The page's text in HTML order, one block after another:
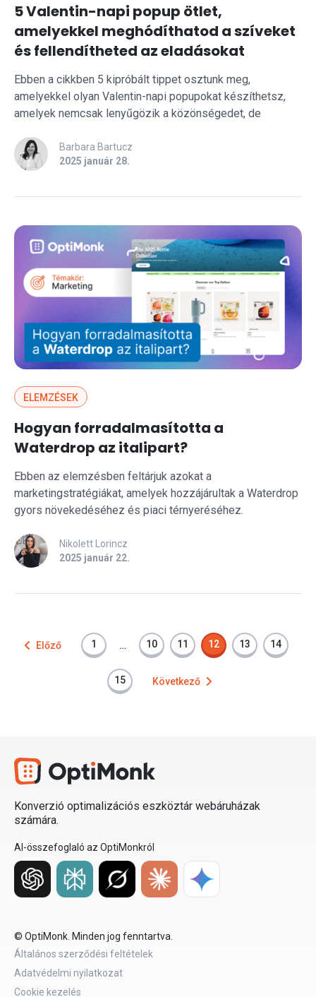
5 Valentin-napi popup ötlet,
amelyekkel meghódíthatod a szíveket
és fellendítheted az eladásokat
Ebben a cikkben 5 kipróbált tippet osztunk meg,
amelyekkel olyan Valentin-napi popupokat készíthetsz,
amelyek nemcsak lenyűgözik a közönségedet, de
különlegesebbé varázsolják az ajándékozás örömét.
Barbara Bartucz
2025 január 28.
ELEMZÉSEK
Hogyan forradalmasította a
Waterdrop az italipart?
Ebben az elemzésben feltárjuk azokat a
marketingstratégiákat, amelyek hozzájárultak a Waterdrop
gyors növekedéséhez és piaci térnyeréséhez.
Nikolett Lorincz
2025 január 22.
Előző 1 … 10 11 12 13 14
15 Következő
Konverzió optimalizációs eszköztár webáruházak
számára.
AI-összefoglaló az OptiMonkról
© OptiMonk. Minden jog fenntartva.
Általános szerződési feltételek
Adatvédelmi nyilatkozat
Cookie kezelés